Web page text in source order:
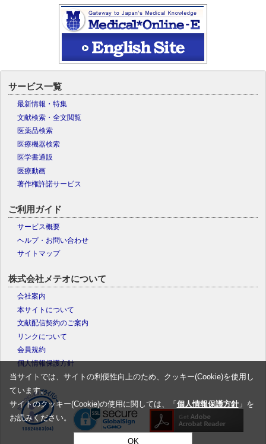
サービス一覧
最新情報・特集
文献検索・全文閲覧
医薬品検索
医療機器検索
医学書通販
医療動画
著作権許諾サービス
ご利用ガイド
サービス概要
ヘルプ・お問い合わせ
サイトマップ
株式会社メテオについて
会社案内
本サイトについて
文献配信契約のご案内
リンクについて
会員規約
個人情報保護方針
当サイトでは、サイトの利便性向上のため、クッキー(Cookie)を使用し
ています。
サイトのクッキー(Cookie)の使用に関しては、「 個人情報保護方針」を
お読みください。
OK